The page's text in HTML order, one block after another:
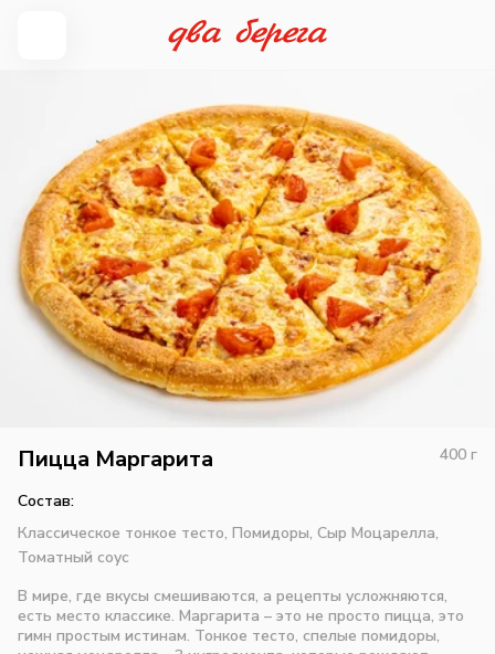
Пицца Маргарита 400 г
Состав:
Классическое тонкое тесто, Помидоры, Сыр Моцарелла,
Томатный соус
В мире, где вкусы смешиваются, а рецепты усложняются,
есть место классике. Маргарита – это не просто пицца, это
гимн простым истинам. Тонкое тесто, спелые помидоры,